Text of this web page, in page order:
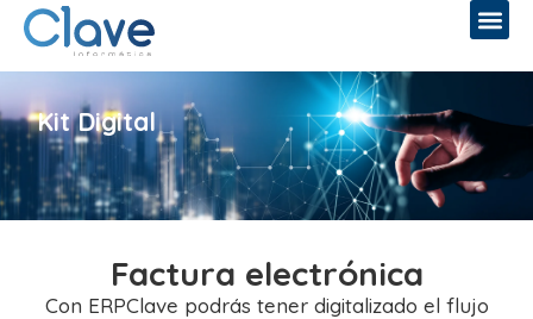
Kit Digital
Factura electrónica
Con ERPClave podrás tener digitalizado el flujo